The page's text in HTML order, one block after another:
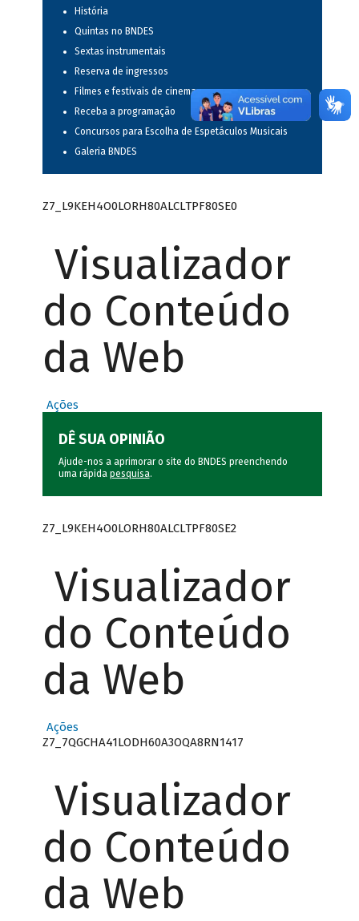
História
Quintas no BNDES
Sextas instrumentais
Reserva de ingressos
Filmes e festivais de cinema
Receba a programação
Concursos para Escolha de Espetáculos Musicais
Galeria BNDES
Z7_L9KEH4O0LORH80ALCLTPF80SE0
Visualizador
do Conteúdo
da Web
Ações
DÊ SUA OPINIÃO
Ajude-nos a aprimorar o site do BNDES preenchendo
uma rápida pesquisa.
Z7_L9KEH4O0LORH80ALCLTPF80SE2
Visualizador
do Conteúdo
da Web
Ações
Z7_7QGCHA41LODH60A3OQA8RN1417
Visualizador
do Conteúdo
da Web